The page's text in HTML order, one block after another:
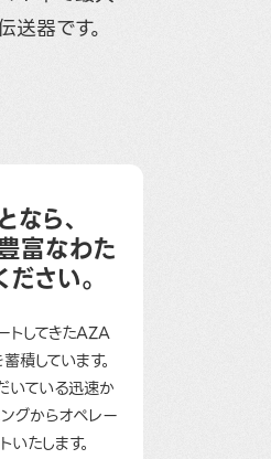
器です。
ら、
富なわた
さい。
トしてきたAZA
積しています。
いている迅速か
グからオペレー
たします。